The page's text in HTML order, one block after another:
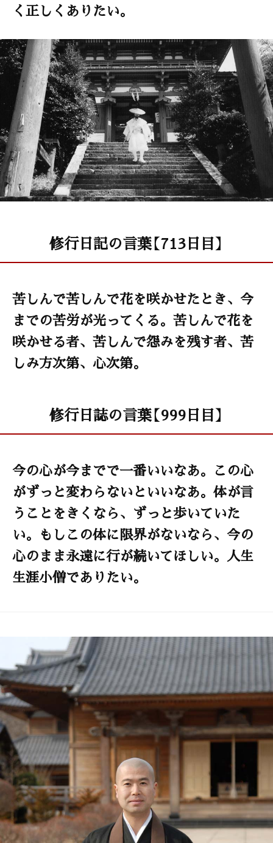
く正しくありたい。
修行日記の言葉【713日目】
苦しんで苦しんで花を咲かせたとき、今
までの苦労が光ってくる。苦しんで花を
咲かせる者、苦しんで怨みを残す者、苦
しみ方次第、心次第。
修行日誌の言葉【999日目】
今の心が今までで一番いいなあ。この心
がずっと変わらないといいなあ。体が言
うことをきくなら、ずっと歩いていた
い。もしこの体に限界がないなら、今の
心のまま永遠に行が続いてほしい。人生
生涯小僧でありたい。